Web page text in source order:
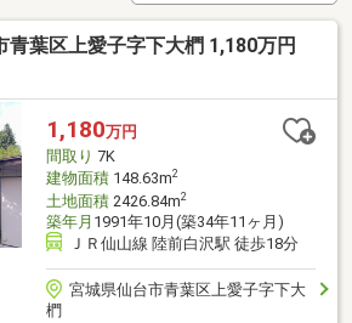
青葉区上愛子字下大椚 1,180万円
1,180万円
間取り 7K
建物面積148.63m2
土地面積2426.84m2
築年月 1991年10月(築34年11ヶ月)
ＪＲ仙山線 陸前白沢駅 徒歩18分
宮城県仙台市青葉区上愛子字下大
椚